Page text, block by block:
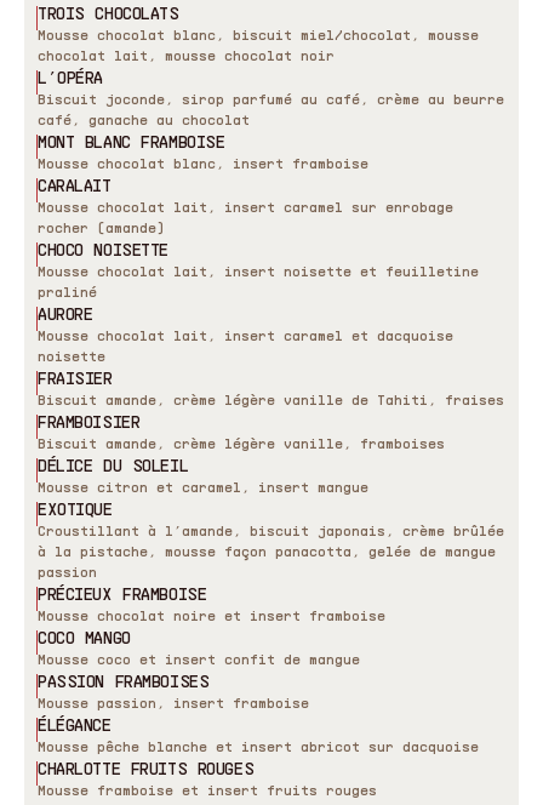
TROIS CHOCOLATS
Mousse chocolat blanc, biscuit miel/chocolat, mousse
chocolat lait, mousse chocolat noir
L’OPÉRA
Biscuit joconde, sirop parfumé au café, crème au beurre
café, ganache au chocolat
MONT BLANC FRAMBOISE
Mousse chocolat blanc, insert framboise
CARALAIT
Mousse chocolat lait, insert caramel sur enrobage
rocher (amande)
CHOCO NOISETTE
Mousse chocolat lait, insert noisette et feuilletine
praliné
AURORE
Mousse chocolat lait, insert caramel et dacquoise
noisette
FRAISIER
Biscuit amande, crème légère vanille de Tahiti, fraises
FRAMBOISIER
Biscuit amande, crème légère vanille, framboises
DÉLICE DU SOLEIL
Mousse citron et caramel, insert mangue
EXOTIQUE
Croustillant à l’amande, biscuit japonais, crème brûlée
à la pistache, mousse façon panacotta, gelée de mangue
passion
PRÉCIEUX FRAMBOISE
Mousse chocolat noire et insert framboise
COCO MANGO
Mousse coco et insert confit de mangue
PASSION FRAMBOISES
Mousse passion, insert framboise
ÉLÉGANCE
Mousse pêche blanche et insert abricot sur dacquoise
CHARLOTTE FRUITS ROUGES
Mousse framboise et insert fruits rouges